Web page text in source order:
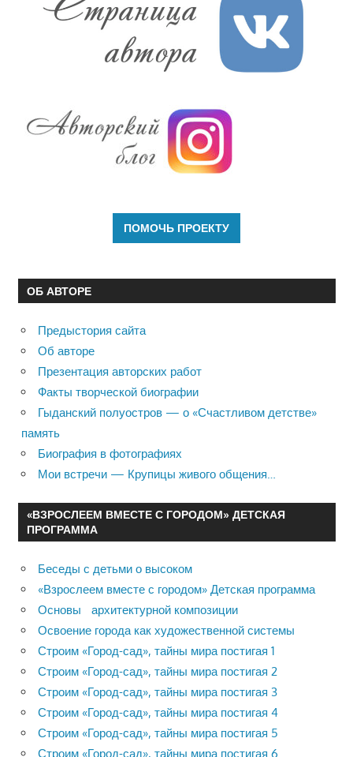
ОБ АВТОРЕ
Предыстория сайта
Об авторе
Презентация авторских работ
Факты творческой биографии
Гыданский полуостров — о «Счастливом детстве»
память
Биография в фотографиях
Мои встречи — Крупицы живого общения…
«ВЗРОСЛЕЕМ ВМЕСТЕ С ГОРОДОМ» ДЕТСКАЯ
ПРОГРАММА
Беседы с детьми о высоком
«Взрослеем вместе с городом» Детская программа
Основы архитектурной композиции
Освоение города как художественной системы
Строим «Город-сад», тайны мира постигая 1
Строим «Город-сад», тайны мира постигая 2
Строим «Город-сад», тайны мира постигая 3
Строим «Город-сад», тайны мира постигая 4
Строим «Город-сад», тайны мира постигая 5
Строим «Город-сад», тайны мира постигая 6